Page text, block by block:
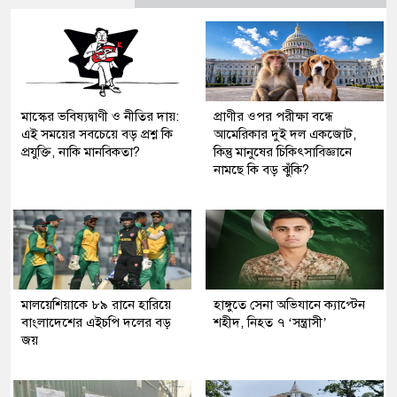
মাস্কের ভবিষ্যদ্বাণী ও নীতির দায়:
এই সময়ের সবচেয়ে বড় প্রশ্ন কি
প্রযুক্তি, নাকি মানবিকতা?
প্রাণীর ওপর পরীক্ষা বন্ধে
আমেরিকার দুই দল একজোট,
কিন্তু মানুষের চিকিৎসাবিজ্ঞানে
নামছে কি বড় ঝুঁকি?
মালয়েশিয়াকে ৮৯ রানে হারিয়ে
বাংলাদেশের এইচপি দলের বড়
জয়
হাঙ্গুতে সেনা অভিযানে ক্যাপ্টেন
শহীদ, নিহত ৭ ‘সন্ত্রাসী’